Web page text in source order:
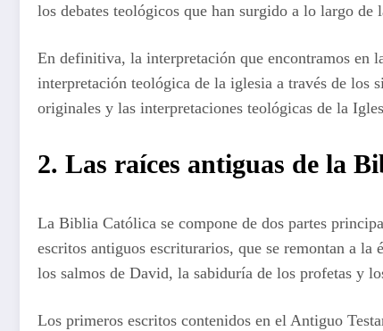
los debates teológicos que han surgido a lo largo de
En definitiva, la interpretación que encontramos en
interpretación teológica de la iglesia a través de los
originales y las interpretaciones teológicas de la
2. Las raíces antiguas de la
La Biblia Católica se compone de dos partes
escritos antiguos escriturarios, que se remontan a
los salmos de David, la sabiduría de los profetas y
Los primeros escritos contenidos en el Antiguo